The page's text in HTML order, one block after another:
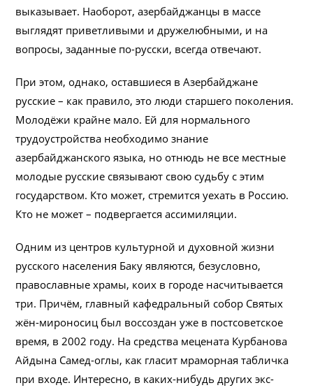
выказывает. Наоборот, азербайджанцы в массе
выглядят приветливыми и дружелюбными, и на
вопросы, заданные по-русски, всегда отвечают.
При этом, однако, оставшиеся в Азербайджане
русские – как правило, это люди старшего поколения.
Молодёжи крайне мало. Ей для нормального
трудоустройства необходимо знание
азербайджанского языка, но отнюдь не все местные
молодые русские связывают свою судьбу с этим
государством. Кто может, стремится уехать в Россию.
Кто не может – подвергается ассимиляции.
Одним из центров культурной и духовной жизни
русского населения Баку являются, безусловно,
православные храмы, коих в городе насчитывается
три. Причём, главный кафедральный собор Святых
жён-мироносиц был воссоздан уже в постсоветское
время, в 2002 году. На средства мецената Курбанова
Айдына Самед-оглы, как гласит мраморная табличка
при входе. Интересно, в каких-нибудь других экс-